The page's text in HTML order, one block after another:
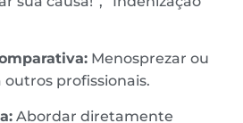
Menosprezar ou
outros profissionais.
Abordar diretamente